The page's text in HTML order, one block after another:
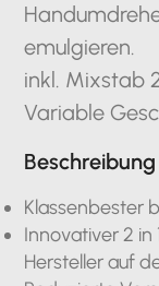
emulgieren.
inkl. Mixstab
Variable
Beschreibung
Klassenbester
Innovativer 2
Hersteller auf